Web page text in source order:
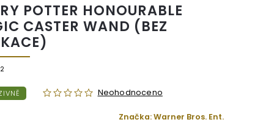
POTTER HONOURABLE
CASTER WAND (BEZ
Neohodnoceno
Značka:Warner Bros. Ent.